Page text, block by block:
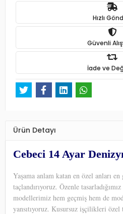
Hızlı
Güvenli
İade ve
Ürün Detayı
Cebeci 14 Ayar
Yaşama anlam katan en özel anları
taçlandırıyoruz. Özenle
modellerimiz hem geçmiş hem de
yansıtıyoruz. Kusursuz işçilikleri